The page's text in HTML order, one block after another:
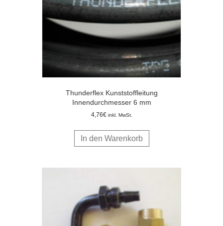
Thunderflex Kunststoffleitung
Innendurchmesser 6 mm
4,76€ inkl. MwSt.
In den Warenkorb